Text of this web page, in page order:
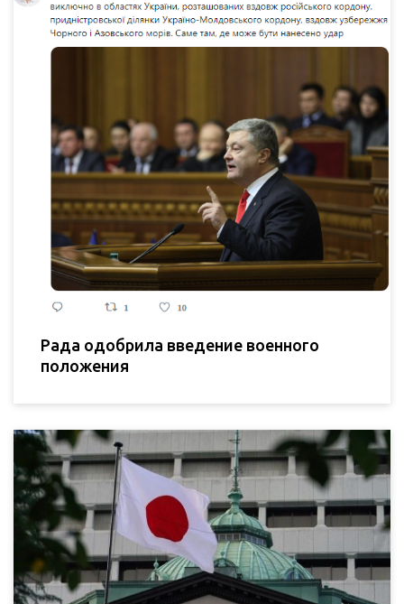
Рада одобрила введение военного
положения